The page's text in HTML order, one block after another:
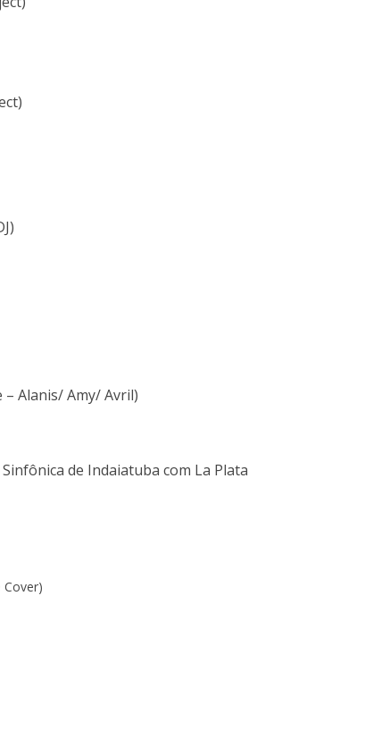
– Alanis/ Amy/ Avril)
de Indaiatuba com La Plata